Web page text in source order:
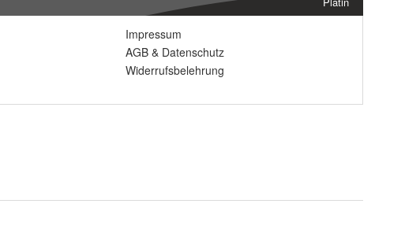
Impressum
AGB & Datenschutz
Widerrufsbelehrung